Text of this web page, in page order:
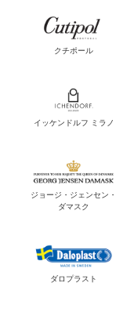
クチポール
イッケンドルフ ミラノ
ジョージ・ジェンセン・
ダマスク
ダロプラスト